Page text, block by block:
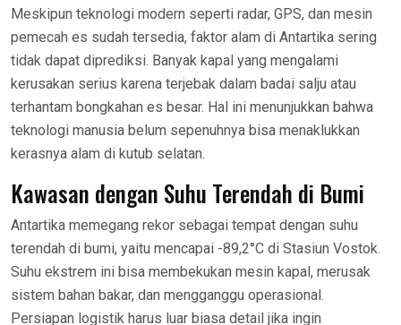
Meskipun teknologi modern seperti radar, GPS, dan mesin
pemecah es sudah tersedia, faktor alam di Antartika sering
tidak dapat diprediksi. Banyak kapal yang mengalami
kerusakan serius karena terjebak dalam badai salju atau
terhantam bongkahan es besar. Hal ini menunjukkan bahwa
teknologi manusia belum sepenuhnya bisa menaklukkan
kerasnya alam di kutub selatan.
Kawasan dengan Suhu Terendah di Bumi
Antartika memegang rekor sebagai tempat dengan suhu
terendah di bumi, yaitu mencapai -89,2°C di Stasiun Vostok.
Suhu ekstrem ini bisa membekukan mesin kapal, merusak
sistem bahan bakar, dan mengganggu operasional.
Persiapan logistik harus luar biasa detail jika ingin